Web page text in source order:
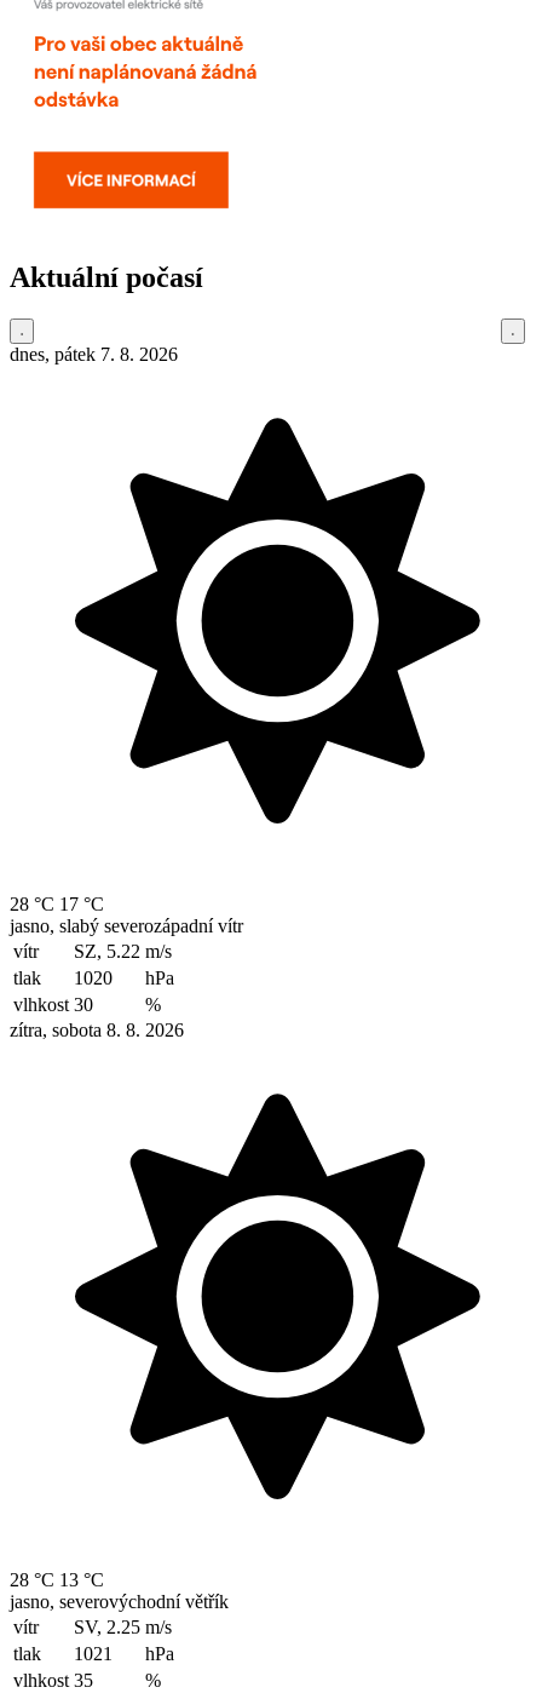
Aktuální počasí
dnes, pátek 7. 8. 2026
28 °C 17 °C
jasno, slabý severozápadní vítr
vítr
SZ, 5.22 m/s
tlak
1020
hPa
vlhkost 30
%
zítra, sobota 8. 8. 2026
28 °C 13 °C
jasno, severovýchodní větřík
vítr
SV, 2.25 m/s
tlak
1021
hPa
vlhkost 35
%